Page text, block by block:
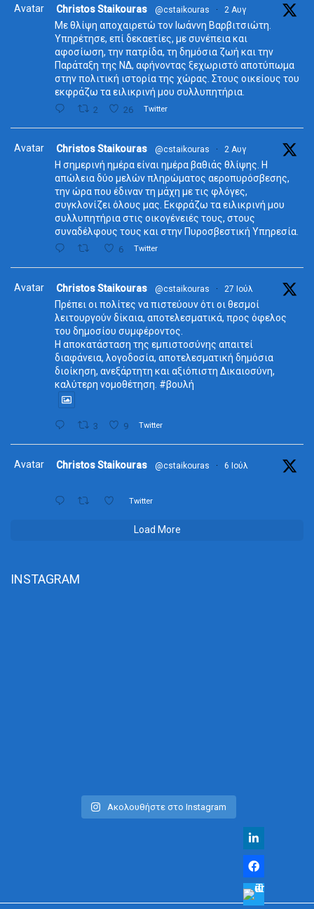
Avatar Christos Staikouras @cstaikouras · 2 Αυγ
Με θλίψη αποχαιρετώ τον Ιωάννη Βαρβιτσιώτη.
Υπηρέτησε, επί δεκαετίες, με συνέπεια και
αφοσίωση, την πατρίδα, τη δημόσια ζωή και την
Παράταξη της ΝΔ, αφήνοντας ξεχωριστό αποτύπωμα
στην πολιτική ιστορία της χώρας. Στους οικείους του
εκφράζω τα ειλικρινή μου συλλυπητήρια.
2 26 Twitter
Avatar Christos Staikouras @cstaikouras · 2 Αυγ
Η σημερινή ημέρα είναι ημέρα βαθιάς θλίψης. Η
απώλεια δύο μελών πληρώματος αεροπυρόσβεσης,
την ώρα που έδιναν τη μάχη με τις φλόγες,
συγκλονίζει όλους μας. Εκφράζω τα ειλικρινή μου
συλλυπητήρια στις οικογένειές τους, στους
συναδέλφους τους και στην Πυροσβεστική Υπηρεσία.
6 Twitter
Avatar Christos Staikouras @cstaikouras · 27 Ιούλ
Πρέπει οι πολίτες να πιστεύουν ότι οι θεσμοί
λειτουργούν δίκαια, αποτελεσματικά, προς όφελος
του δημοσίου συμφέροντος.
Η αποκατάσταση της εμπιστοσύνης απαιτεί
διαφάνεια, λογοδοσία, αποτελεσματική δημόσια
διοίκηση, ανεξάρτητη και αξιόπιστη Δικαιοσύνη,
καλύτερη νομοθέτηση. #βουλή
3 9 Twitter
Avatar Christos Staikouras @cstaikouras · 6 Ιούλ
Twitter
Load More
INSTAGRAM
Ακολουθήστε στο Instagram